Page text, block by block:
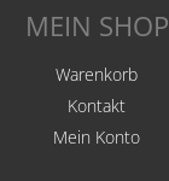
MEIN SHOP
Warenkorb
Kontakt
Mein Konto